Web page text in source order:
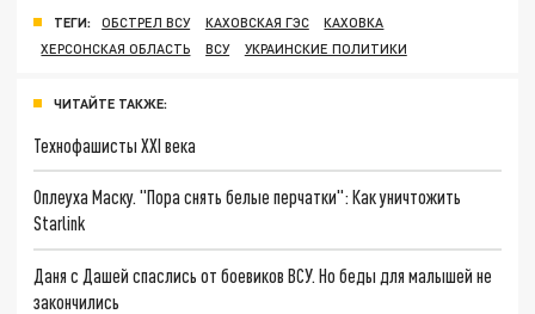
ТЕГИ: ОБСТРЕЛ ВСУ КАХОВСКАЯ ГЭС
КАХОВКА
ХЕРСОНСКАЯ ОБЛАСТЬ
ВСУ УКРАИНСКИЕ ПОЛИТИКИ
ЧИТАЙТЕ ТАКЖЕ:
Технофашисты XXI века
Оплеуха Маску. "Пора снять белые перчатки": Как уничтожить
Starlink
Даня с Дашей спаслись от боевиков ВСУ. Но беды для малышей не
закончились